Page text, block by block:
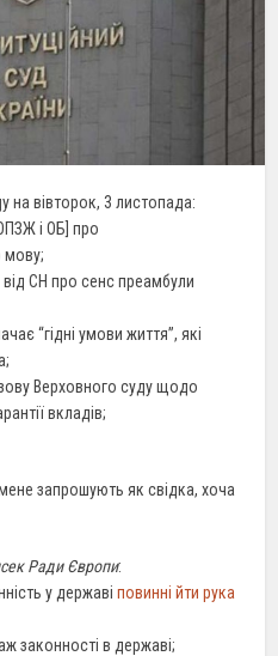
на вівторок, 3 листопада:
і ОБ] про
мову;
від СН про сенс преамбули
“гідні умови життя”, які
Верховного суду щодо
вкладів;
запрошують як свідка, хоча
Ради Європи:
у державіповинні йти рука
законності в державі;